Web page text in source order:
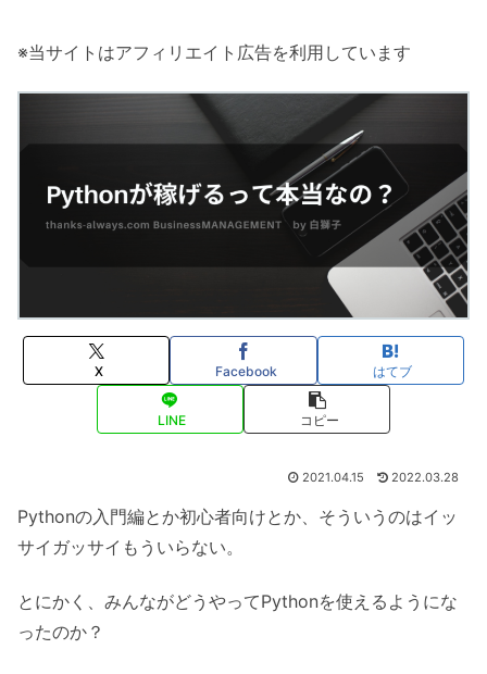
※当サイトはアフィリエイト広告を利用しています
X Facebook はてブ
LINE コピー
2021.04.15 2022.03.28
Pythonの入門編とか初心者向けとか、そういうのはイッ
サイガッサイもういらない。
とにかく、みんながどうやってPythonを使えるようにな
ったのか？